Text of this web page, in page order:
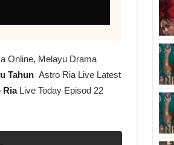
Online, Melayu Drama
Tahun Astro Ria Live Latest
RiaLive Today Episod 22